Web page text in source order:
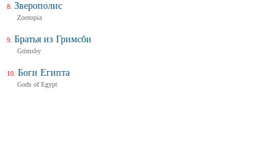
Зверополис
Zootopia
Братья из Гримсби
Grimsby
Боги Египта
Gods of Egypt